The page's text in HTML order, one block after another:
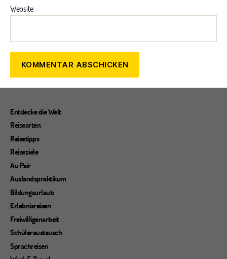
Website
Entdecke die Welt
Reisearten
Reisetipps
Reiseziele
Au Pair
Auslandspraktikum
Bildungsurlaub
Erlebnisreisen
Freiwilligenarbeit
Schüleraustausch
Sprachreisen